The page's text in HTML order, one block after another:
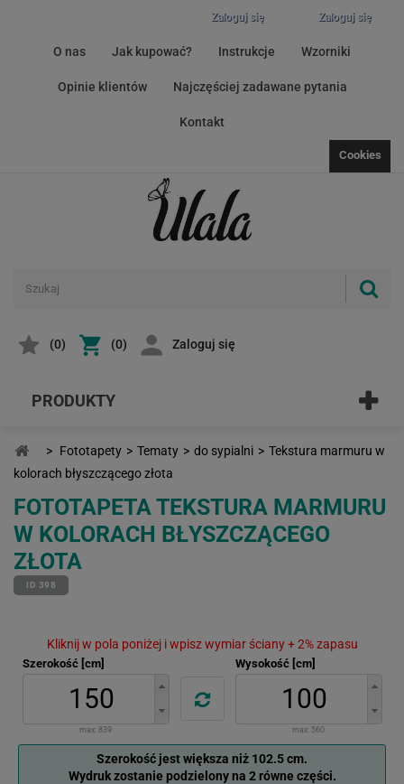
Zaloguj się
Zaloguj się
O nas Jak kupować? Instrukcje Wzorniki
Opinie klientów Najczęściej zadawane pytania
Kontakt
Cookies
(0) (0) Zaloguj się
PRODUKTY
> Fototapety > Tematy > do sypialni > Tekstura marmuru w
kolorach błyszczącego złota
FOTOTAPETA TEKSTURA MARMURU
W KOLORACH BŁYSZCZĄCEGO
ZŁOTA
ID 398
Kliknij w pola poniżej i wpisz wymiar ściany + 2% zapasu
Szerokość [cm]
max: 839
Wysokość [cm]
max: 560
Szerokość jest większa niż 102.5 cm.
Wydruk zostanie podzielony na 2 równe części.